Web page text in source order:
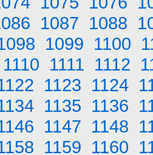
1087 1088
1099 1100
1110 1111 1112
1123 1124
1135 1136
1147 1148
1159 1160